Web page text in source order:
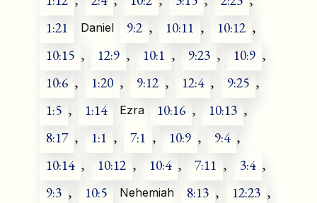
1:21
Daniel 9:2 , 10:11 , 10:12 ,
10:15 , 12:9 , 10:1 , 9:23 , 10:9 ,
10:6 , 1:20 , 9:12 , 12:4 , 9:25 ,
1:5 , 1:14 Ezra 10:16 , 10:13 ,
8:17 , 1:1 , 7:1 , 10:9 , 9:4 ,
10:14 , 10:12 , 10:4 , 7:11 , 3:4 ,
9:3 , 10:5 Nehemiah 8:13 , 12:23 ,